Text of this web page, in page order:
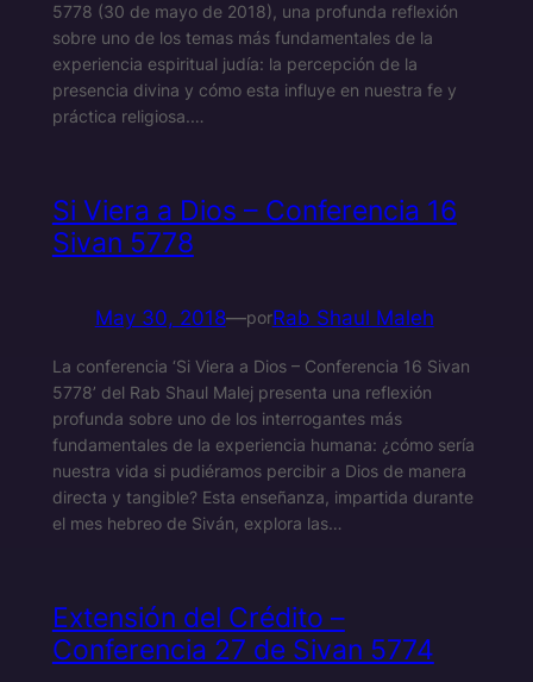
5778 (30 de mayo de 2018), una profunda reflexión
sobre uno de los temas más fundamentales de la
experiencia espiritual judía: la percepción de la
presencia divina y cómo esta influye en nuestra fe y
práctica religiosa.…
Si Viera a Dios – Conferencia 16
Sivan 5778
May 30, 2018—porRab Shaul Maleh
La conferencia ‘Si Viera a Dios – Conferencia 16 Sivan
5778’ del Rab Shaul Malej presenta una reflexión
profunda sobre uno de los interrogantes más
fundamentales de la experiencia humana: ¿cómo sería
nuestra vida si pudiéramos percibir a Dios de manera
directa y tangible? Esta enseñanza, impartida durante
el mes hebreo de Siván, explora las…
Extensión del Crédito –
Conferencia 27 de Sivan 5774